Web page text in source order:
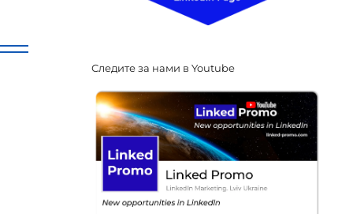
Следите за нами в Youtube